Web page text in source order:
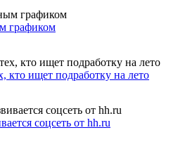
графиком
кто ищет подработку на лето
соцсеть от hh.ru